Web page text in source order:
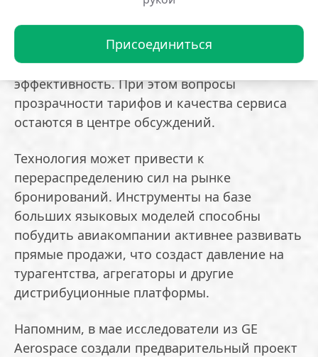
Присоединиться
По мнению издания, ИИ становится частью
операционной инфраструктуры отрасли,
снижая издержки и повышая
эффективность. При этом вопросы
прозрачности тарифов и качества сервиса
остаются в центре обсуждений.
Технология может привести к
перераспределению сил на рынке
бронирований. Инструменты на базе
больших языковых моделей способны
побудить авиакомпании активнее развивать
прямые продажи, что создаст давление на
турагентства, агрегаторы и другие
дистрибуционные платформы.
Напомним, в мае исследователи из GE
Aerospace создали предварительный проект